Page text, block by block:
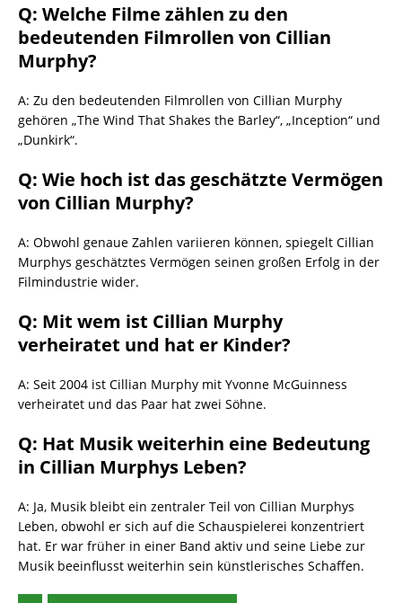
Q: Welche Filme zählen zu den
bedeutenden Filmrollen von Cillian
Murphy?
A: Zu den bedeutenden Filmrollen von Cillian Murphy
gehören „The Wind That Shakes the Barley“, „Inception“ und
„Dunkirk“.
Q: Wie hoch ist das geschätzte Vermögen
von Cillian Murphy?
A: Obwohl genaue Zahlen variieren können, spiegelt Cillian
Murphys geschätztes Vermögen seinen großen Erfolg in der
Filmindustrie wider.
Q: Mit wem ist Cillian Murphy
verheiratet und hat er Kinder?
A: Seit 2004 ist Cillian Murphy mit Yvonne McGuinness
verheiratet und das Paar hat zwei Söhne.
Q: Hat Musik weiterhin eine Bedeutung
in Cillian Murphys Leben?
A: Ja, Musik bleibt ein zentraler Teil von Cillian Murphys
Leben, obwohl er sich auf die Schauspielerei konzentriert
hat. Er war früher in einer Band aktiv und seine Liebe zur
Musik beeinflusst weiterhin sein künstlerisches Schaffen.